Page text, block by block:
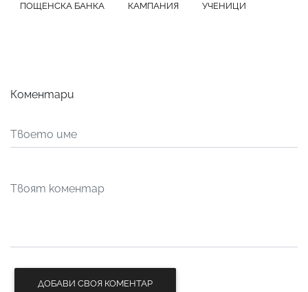
ПОЩЕНСКА БАНКА КАМПАНИЯ УЧЕНИЦИ
Коментари
ДОБАВИ СВОЯ КОМЕНТАР